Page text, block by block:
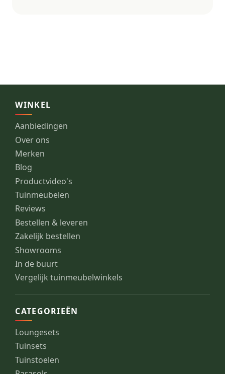
WINKEL
Aanbiedingen
Over ons
Merken
Blog
Productvideo's
Tuinmeubelen
Reviews
Bestellen & leveren
Zakelijk bestellen
Showrooms
In de buurt
Vergelijk tuinmeubelwinkels
CATEGORIEËN
Loungesets
Tuinsets
Tuinstoelen